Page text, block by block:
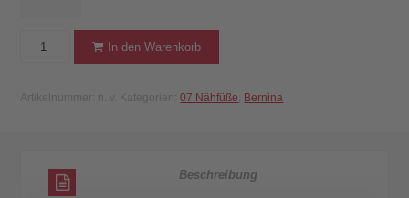
BERNINA
Gleitsohle
In den Warenkorb
Artikelnummer: n. v. Kategorien:07 Nähfüße Bernina
Beschreibung